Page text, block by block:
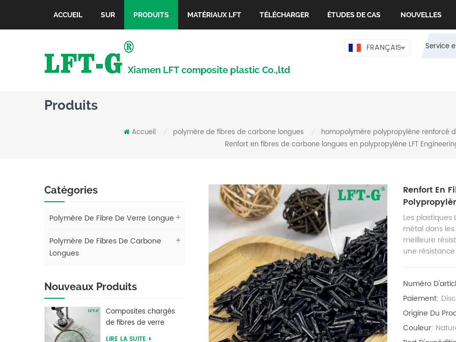
ACCUEIL SUR PRODUITS MATÉRIAUX LFT TÉLÉCHARGER ÉTUDES DE CAS NOUVELLES
Service
FRANÇAIS
Produits
Accueil polymère de fibres de carbone longues
homopolymère polypropylène renforcé
Renfort en fibres de carbone longues en polypropylène LFT
Catégories
Polymère De Fibre De Verre Longue
Polymère De Fibres De Carbone
Longues
Nouveaux Produits
Composites chargés
de fibres de verre
longues en
LIRE LA SUITE
Renfort En
Les
métal dans
meilleure
une
Numéro
Paiement:
Origine Du
Couleur: